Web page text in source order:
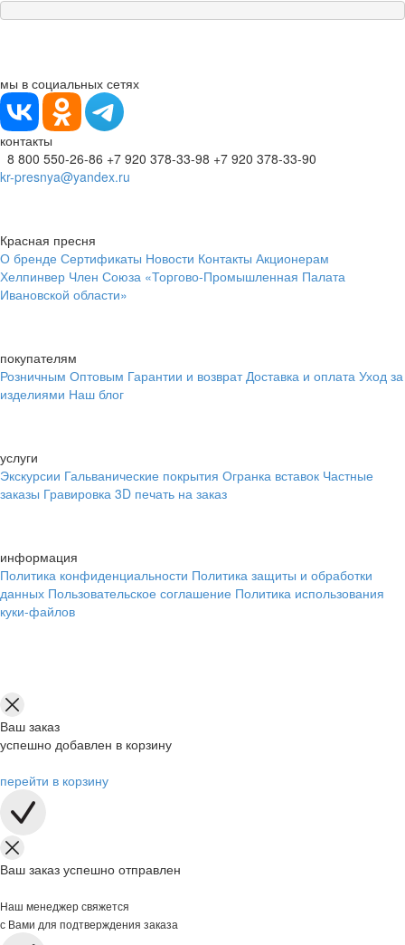
мы в социальных сетях
контакты
8 800 550-26-86 +7 920 378-33-98 +7 920 378-33-90
kr-presnya@yandex.ru
Красная пресня
О бренде Сертификаты Новости Контакты Акционерам
Хелпинвер Член Союза «Торгово-Промышленная Палата
Ивановской области»
покупателям
Розничным Оптовым Гарантии и возврат Доставка и оплата Уход за
изделиями Наш блог
услуги
Экскурсии Гальванические покрытия Огранка вставок Частные
заказы Гравировка 3D печать на заказ
информация
Политика конфиденциальности Политика защиты и обработки
данных Пользовательское соглашение Политика использования
куки-файлов
Ваш заказ
успешно добавлен в корзину
перейти в корзину
Ваш заказ успешно отправлен
Наш менеджер свяжется
с Вами для подтверждения заказа